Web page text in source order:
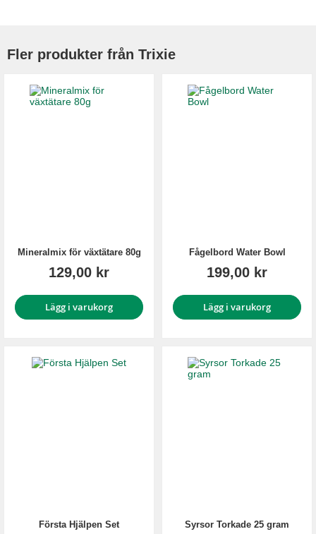
Fler produkter från Trixie
Mineralmix för växtätare 80g
129,00 kr
Lägg i varukorg
Fågelbord Water Bowl
199,00 kr
Lägg i varukorg
Första Hjälpen Set Syrsor Torkade 25 gram